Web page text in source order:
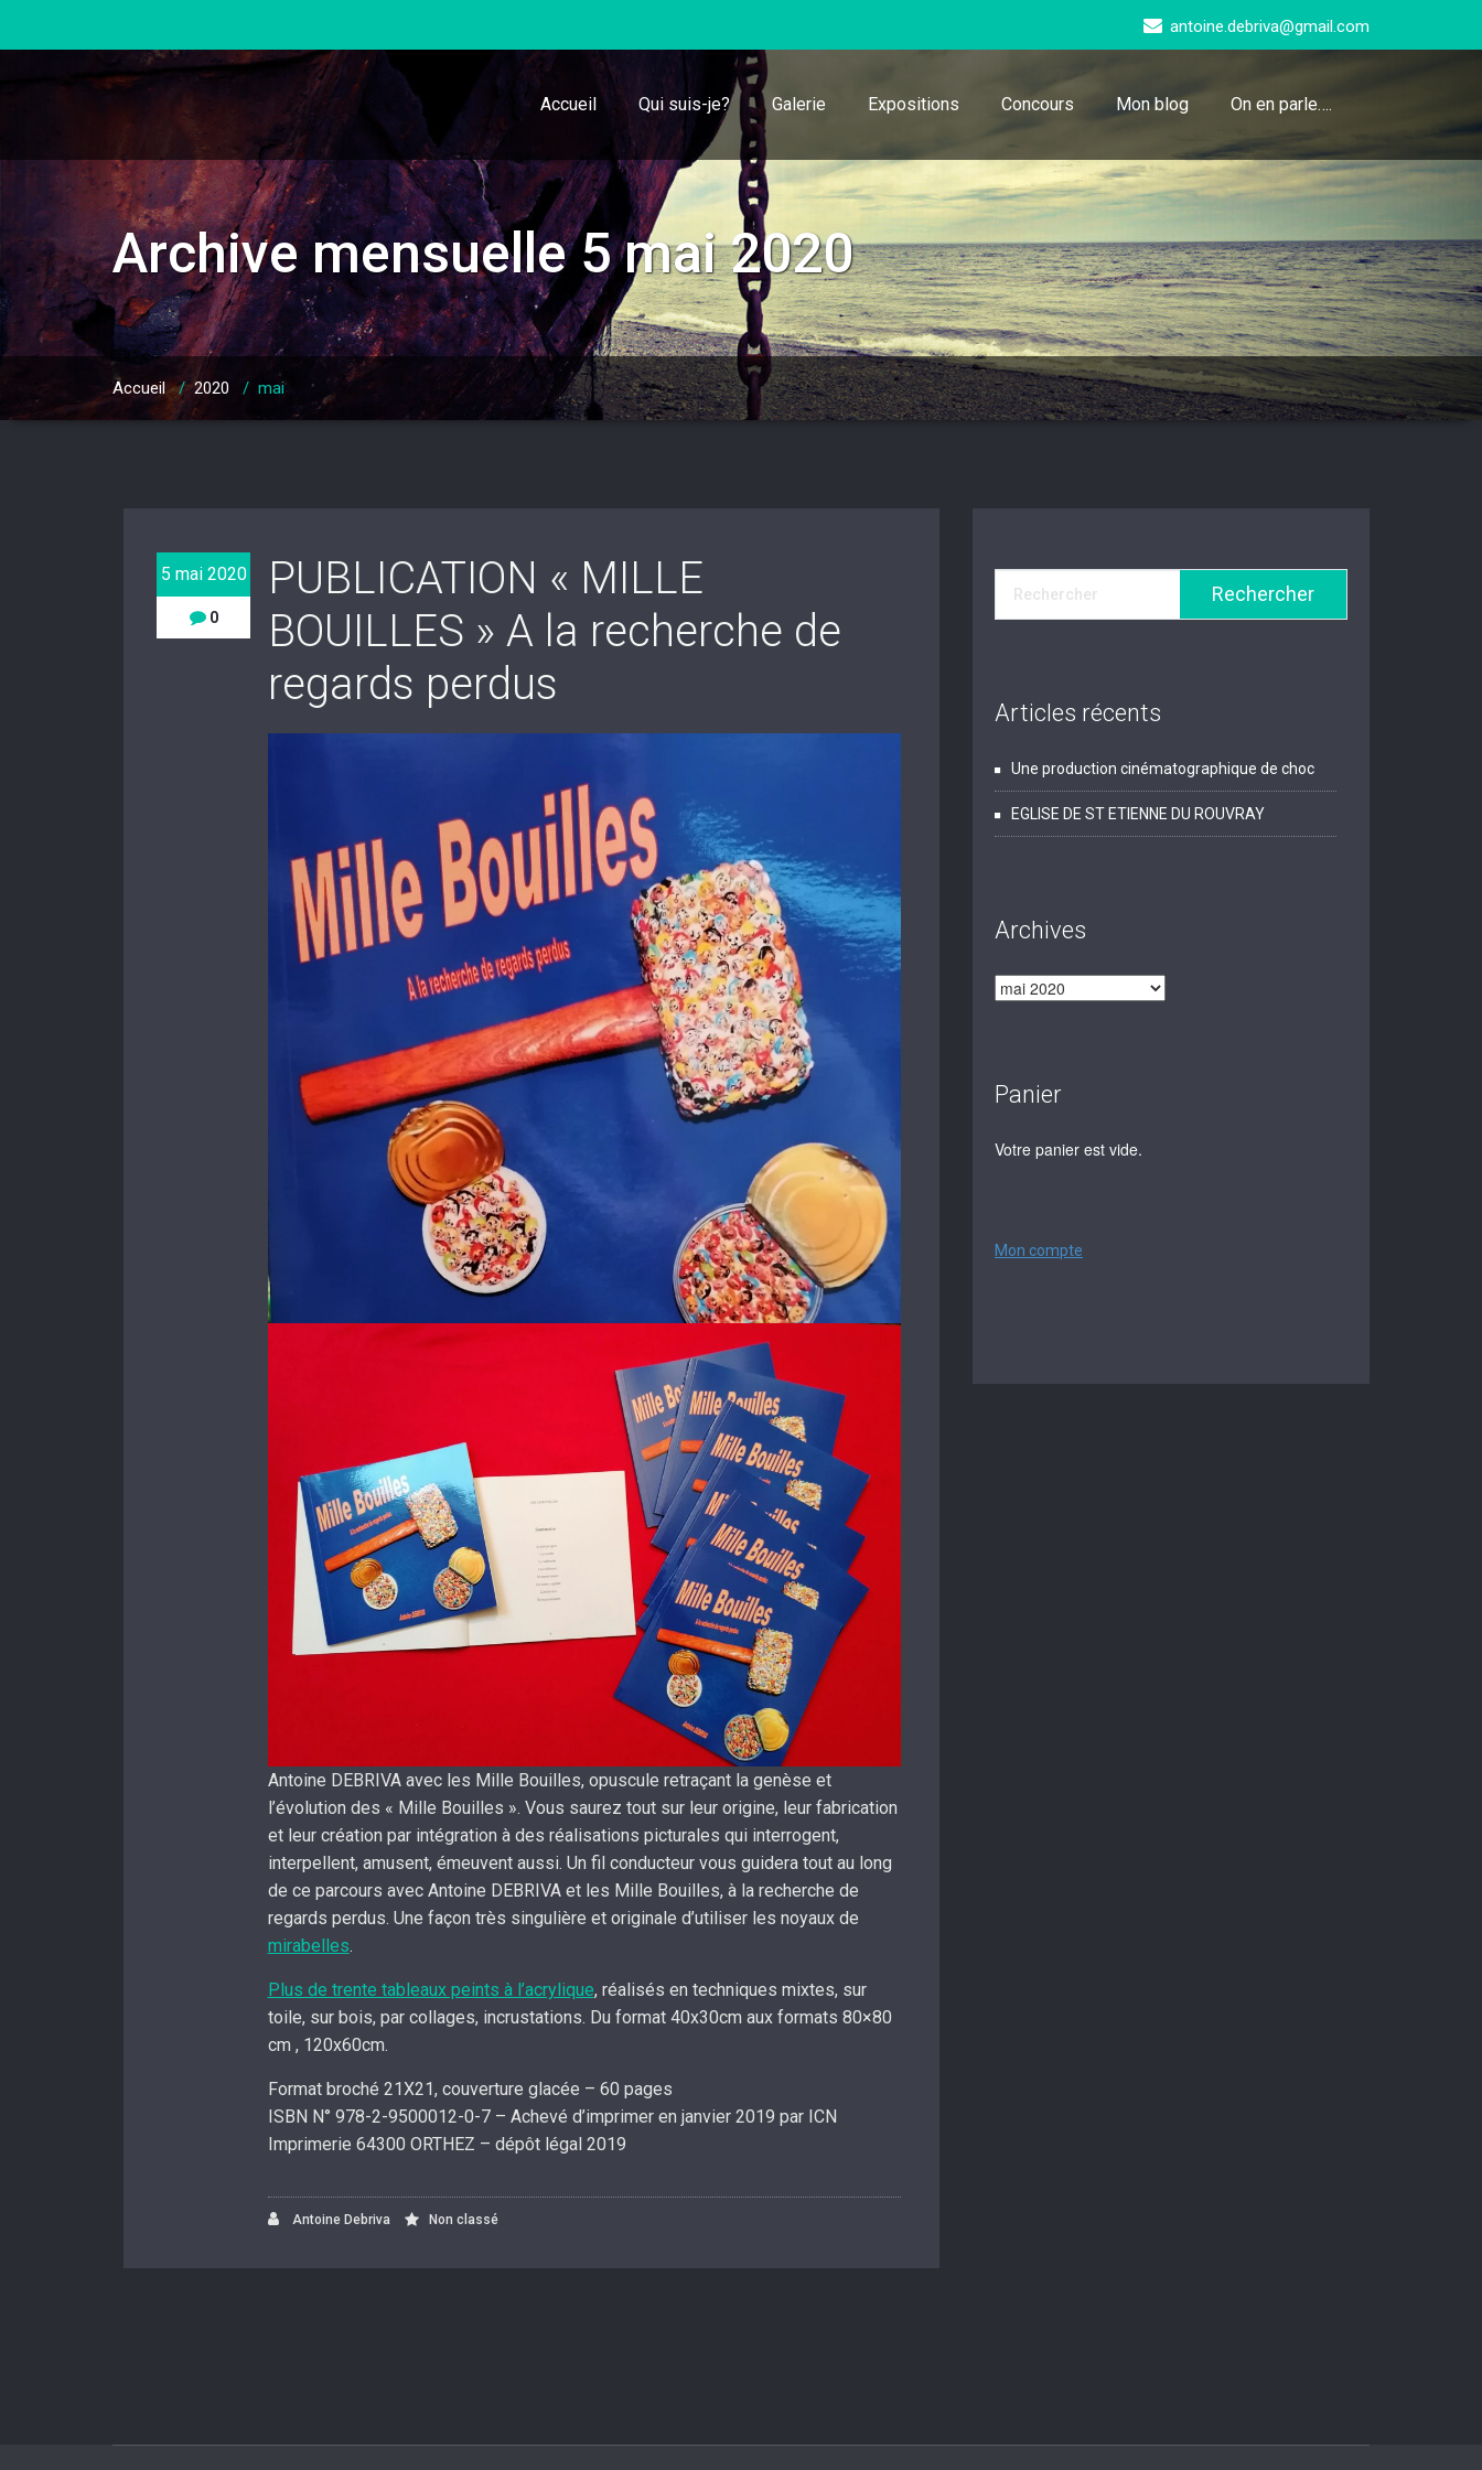
content
antoine.debriva@gmail.com
Accueil Qui suis-je? Galerie Expositions Concours Mon blog On en parle….
Archive mensuelle 5 mai 2020
Accueil/2020 / mai
5 mai 2020
0
PUBLICATION « MILLE
BOUILLES » A la recherche de
regards perdus
Antoine DEBRIVA avec les Mille Bouilles, opuscule retraçant la genèse et
l’évolution des « Mille Bouilles ». Vous saurez tout sur leur origine, leur fabrication
et leur création par intégration à des réalisations picturales qui interrogent,
interpellent, amusent, émeuvent aussi. Un fil conducteur vous guidera tout au long
de ce parcours avec Antoine DEBRIVA et les Mille Bouilles, à la recherche de
regards perdus. Une façon très singulière et originale d’utiliser les noyaux de
mirabelles.
Plus de trente tableaux peints à l’acrylique, réalisés en techniques mixtes, sur
toile, sur bois, par collages, incrustations. Du format 40x30cm aux formats 80×80
cm , 120x60cm.
Format broché 21X21, couverture glacée – 60 pages
ISBN N° 978-2-9500012-0-7 – Achevé d’imprimer en janvier 2019 par ICN
Imprimerie 64300 ORTHEZ – dépôt légal 2019
Antoine Debriva Non classé
Articles récents
Une production cinématographique de choc
EGLISE DE ST ETIENNE DU ROUVRAY
Archives
Panier
Votre panier est vide.
Mon compte